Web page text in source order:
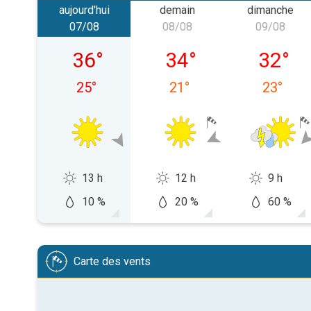
aujourd'hui
vendredi 07/08
07/08
36°
25°
13 h
10 %
demain
samedi 08/08
08/08
34°
21 °
12 h
20 %
dimanche
09/08
32°
23°
9 h
60 %
Carte des vents